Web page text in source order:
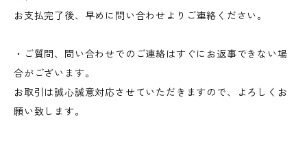
お支払完了後、早めに問い合わせよりご連絡ください。
・ご質問、問い合わせでのご連絡はすぐにお返事できない場
合がございます。
お取引は誠心誠意対応させていただきますので、よろしくお
願い致します。